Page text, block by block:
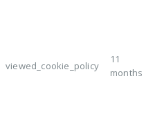
viewed_cookie_policy
11
months